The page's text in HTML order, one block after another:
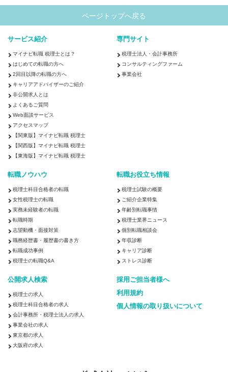
ページトップへ戻る
サービス紹介
マイナビ転職 税理士とは？
はじめての転職の方へ
2回目以降の転職の方へ
キャリアアドバイザーのご紹介
非公開求人とは
よくあるご質問
Web面談サービス
アクセスマップ
【関東版】マイナビ転職 税理士
【関西版】マイナビ転職 税理士
【東海版】マイナビ転職 税理士
専門サイト
税理士法人・会計事務所
コンサルティングファーム
事業会社
転職ノウハウ
税理士科目合格者の転職
女性税理士の転職
実務未経験者の転職
転職時期
志望動機・面接対策
職務経歴書・履歴書の書き方
転職成功事例
税理士の転職Q&A
転職お役立ち情報
税理士試験の概要
ご紹介企業特集
年齢別転職事情
税理士業界ニュース
個別転職相談会
年収診断
キャリア診断
ストレス診断
公開求人検索
税理士の求人
税理士科目合格者の求人
会計事務所・税理士法人の求人
事業会社の求人
東京都の求人
大阪府の求人
採用ご担当者様へ
利用規約
個人情報の取り扱いについて